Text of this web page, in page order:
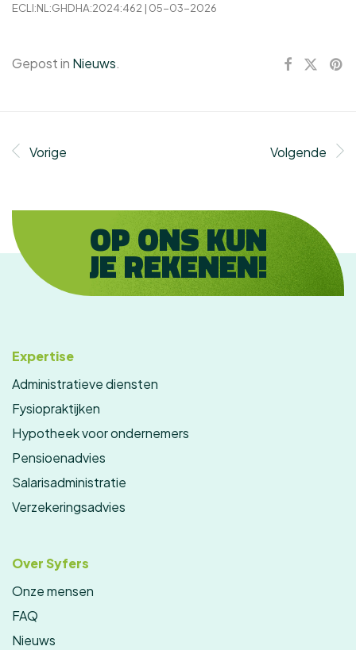
ECLI:NL:GHDHA:2024:462 | 05-03-2026
Gepost in Nieuws.
Vorige Volgende
OP ONS KUN
JE REKENEN!
Expertise
Administratieve diensten
Fysiopraktijken
Hypotheek voor ondernemers
Pensioenadvies
Salarisadministratie
Verzekeringsadvies
Over Syfers
Onze mensen
FAQ
Nieuws